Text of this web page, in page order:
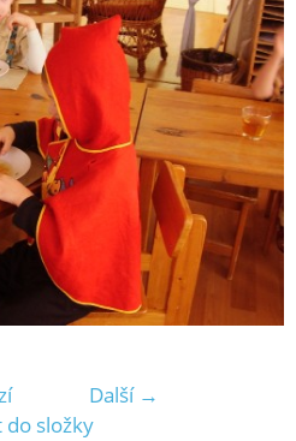
Další →
do složky